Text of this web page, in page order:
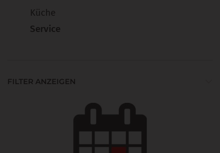
Küche
Service
FILTER ANZEIGEN